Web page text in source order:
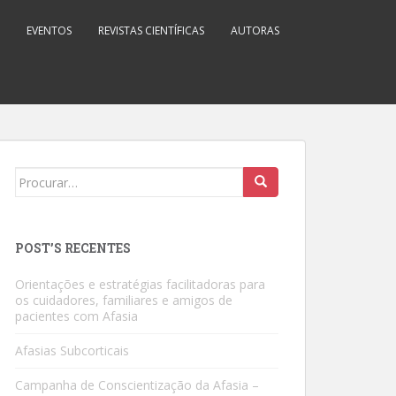
EVENTOS REVISTAS CIENTÍFICAS AUTORAS
Search
POST’S RECENTES
Orientações e estratégias facilitadoras para
os cuidadores, familiares e amigos de
pacientes com Afasia
Afasias Subcorticais
Campanha de Conscientização da Afasia –